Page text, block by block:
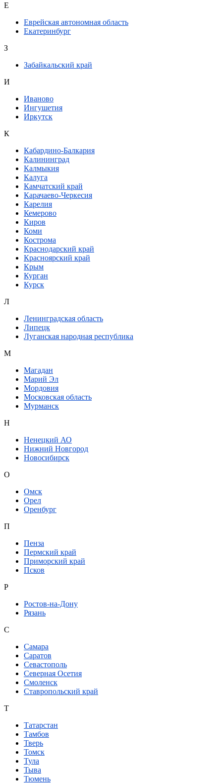
Е
Еврейская автономная область
Екатеринбург
З
Забайкальский край
И
Иваново
Ингушетия
Иркутск
К
Кабардино-Балкария
Калининград
Калмыкия
Калуга
Камчатский край
Карачаево-Черкесия
Карелия
Кемерово
Киров
Коми
Кострома
Краснодарский край
Красноярский край
Крым
Курган
Курск
Л
Ленинградская область
Липецк
Луганская народная республика
М
Магадан
Марий Эл
Мордовия
Московская область
Мурманск
Н
Ненецкий АО
Нижний Новгород
Новосибирск
О
Омск
Орел
Оренбург
П
Пенза
Пермский край
Приморский край
Псков
Р
Ростов-на-Дону
Рязань
С
Самара
Саратов
Севастополь
Северная Осетия
Смоленск
Ставропольский край
Т
Татарстан
Тамбов
Тверь
Томск
Тула
Тыва
Тюмень